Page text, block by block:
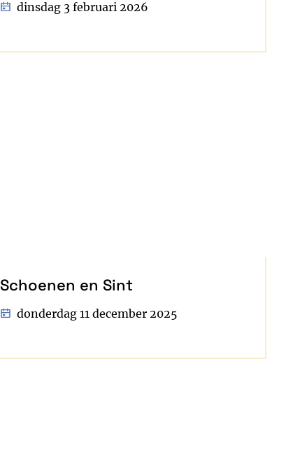
dinsdag 3 februari 2026
Schoenen en Sint
donderdag 11 december 2025